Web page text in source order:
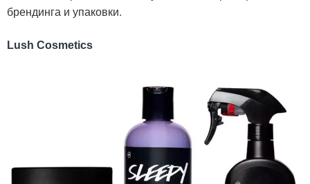
брендинга и упаковки.
Lush Cosmetics